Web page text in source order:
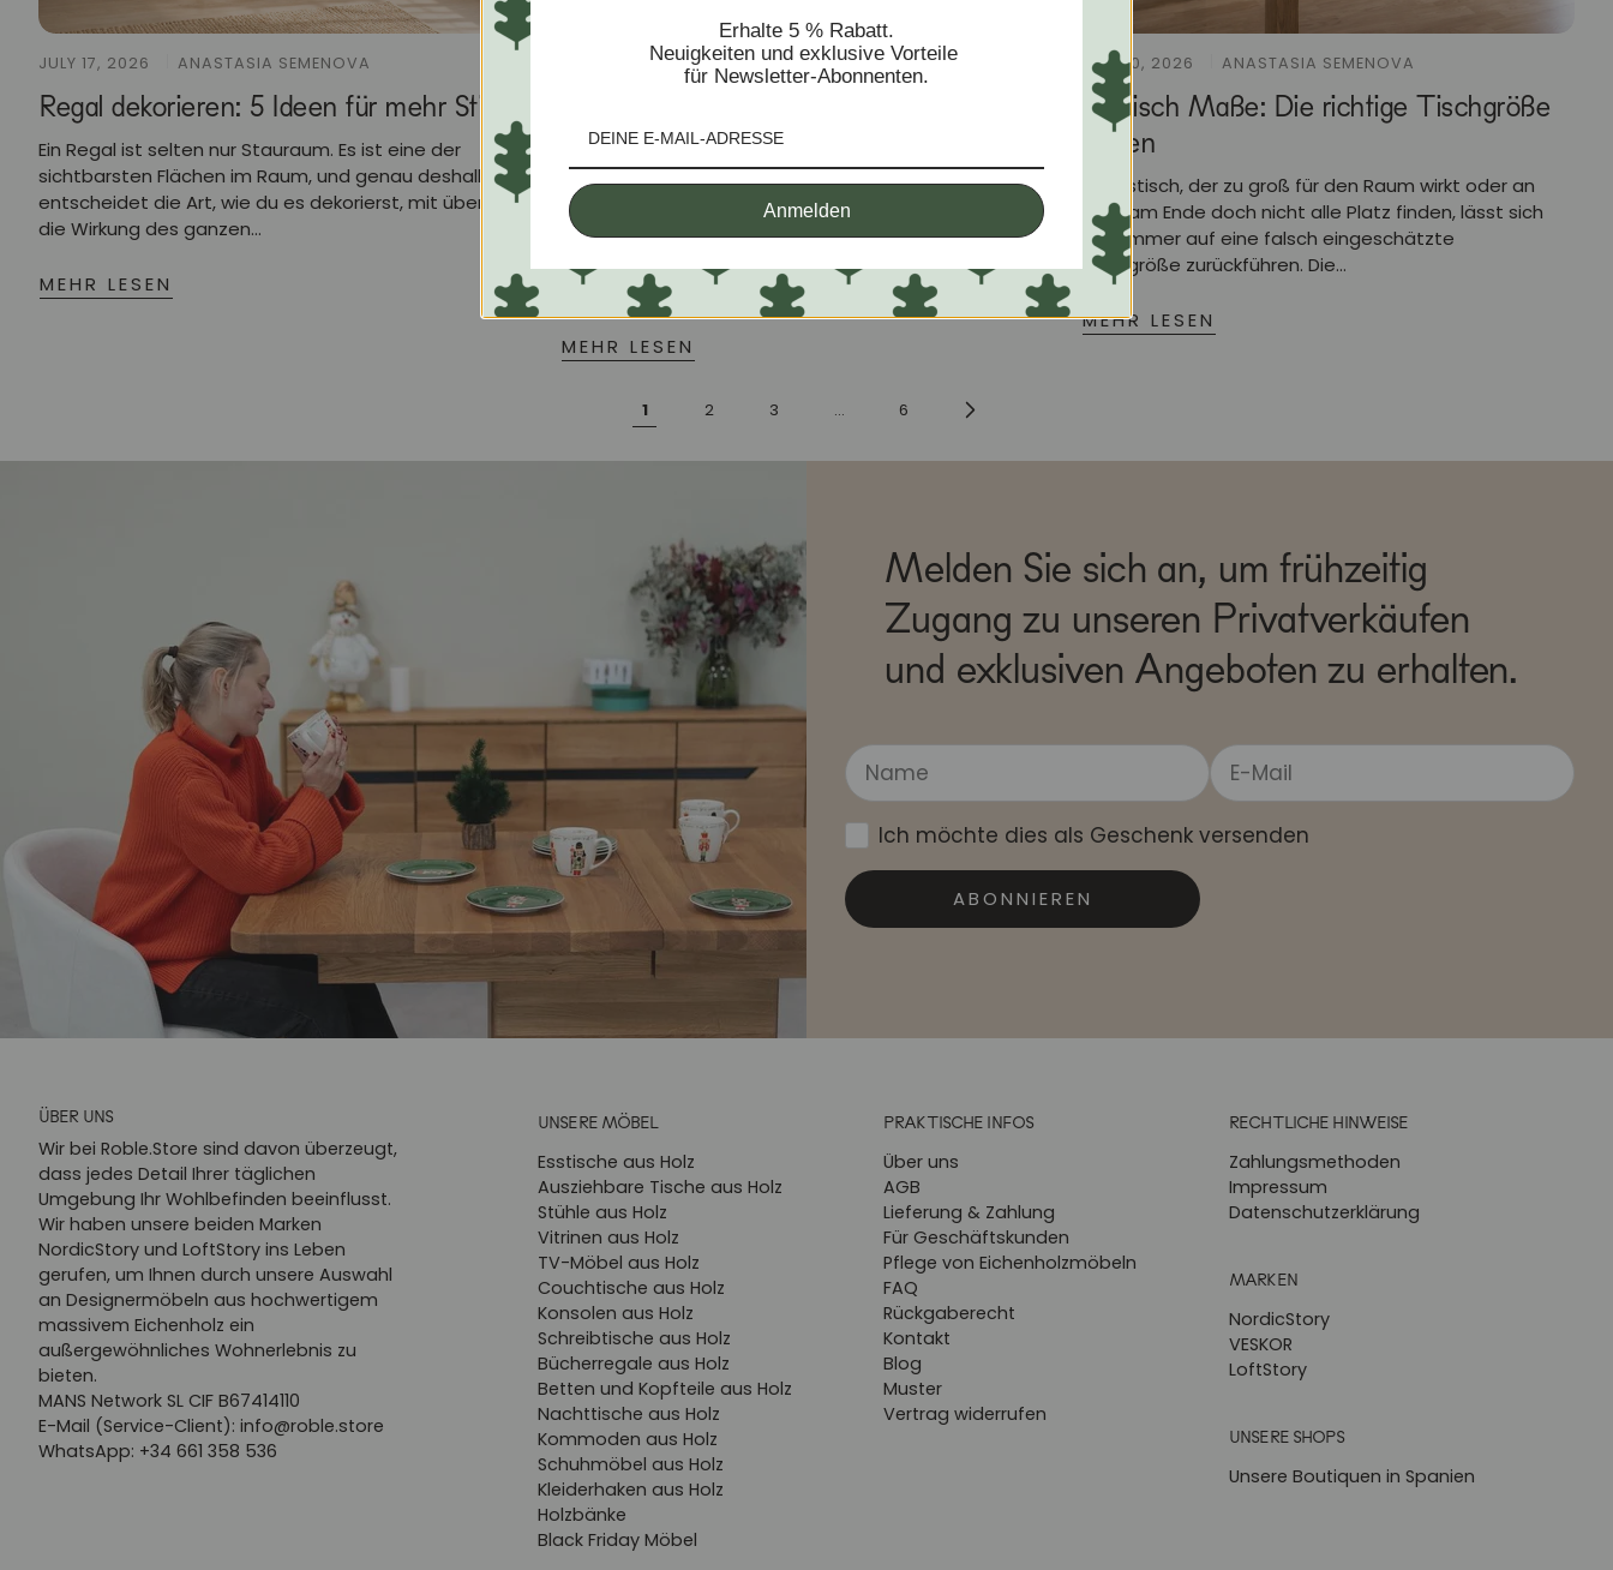
JULY 17, 2026 ANASTASIA SEMENOVA
Regal dekorieren: 5 Ideen für mehr Stil
Ein Regal ist selten nur Stauraum. Es ist eine der
sichtbarsten Flächen im Raum, und genau deshalb
entscheidet die Art, wie du es dekorierst, mit über
die Wirkung des ganzen...
MEHR LESEN
JULY 17, 2026 ANASTASIA SEMENOVA
Vergleich
Massivholz ist einer der meistgenutzten Begriffe
beim Möbelkauf, und gleichzeitig einer der am
häufigsten missverstandenen. Nicht jedes
Möbelstück, das nach Holz aussieht, ist massiv:
Furnier, MDF und Spanplatte imitieren die...
MEHR LESEN
JULY 10, 2026 ANASTASIA SEMENOVA
Esstisch Maße: Die richtige Tischgröße
finden
Ein Esstisch, der zu groß für den Raum wirkt oder an
dem am Ende doch nicht alle Platz finden, lässt sich
fast immer auf eine falsch eingeschätzte
Tischgröße zurückführen. Die...
MEHR LESEN
1 2 3 … 6
Melden Sie sich an, um frühzeitig
Zugang zu unseren Privatverkäufen
und exklusiven Angeboten zu erhalten.
Ich möchte dies als Geschenk versenden
ABONNIEREN
ÜBER UNS
Wir bei Roble.Store sind davon überzeugt,
dass jedes Detail Ihrer täglichen
Umgebung Ihr Wohlbefinden beeinflusst.
Wir haben unsere beiden Marken
NordicStory und LoftStory ins Leben
gerufen, um Ihnen durch unsere Auswahl
an Designermöbeln aus hochwertigem
massivem Eichenholz ein
außergewöhnliches Wohnerlebnis zu
bieten.
MANS Network SL CIF B67414110
E-Mail (Service-Client): info@roble.store
WhatsApp: +34 661 358 536
UNSERE MÖBEL
Esstische aus Holz
Ausziehbare Tische aus Holz
Stühle aus Holz
Vitrinen aus Holz
TV-Möbel aus Holz
Couchtische aus Holz
Konsolen aus Holz
Schreibtische aus Holz
Bücherregale aus Holz
Betten und Kopfteile aus Holz
Nachttische aus Holz
Kommoden aus Holz
Schuhmöbel aus Holz
Kleiderhaken aus Holz
Holzbänke
Black Friday Möbel
PRAKTISCHE INFOS
Über uns
AGB
Lieferung & Zahlung
Für Geschäftskunden
Pflege von Eichenholzmöbeln
FAQ
Rückgaberecht
Kontakt
Blog
Muster
Vertrag widerrufen
RECHTLICHE HINWEISE
Zahlungsmethoden
Impressum
Datenschutzerklärung
MARKEN
NordicStory
VESKOR
LoftStory
UNSERE SHOPS
Unsere Boutiquen in Spanien
Erhalte 5 % Rabatt.
Neuigkeiten und exklusive Vorteile
für Newsletter-Abonnenten.
Anmelden